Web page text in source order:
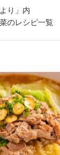
り」内
のレシピ一覧